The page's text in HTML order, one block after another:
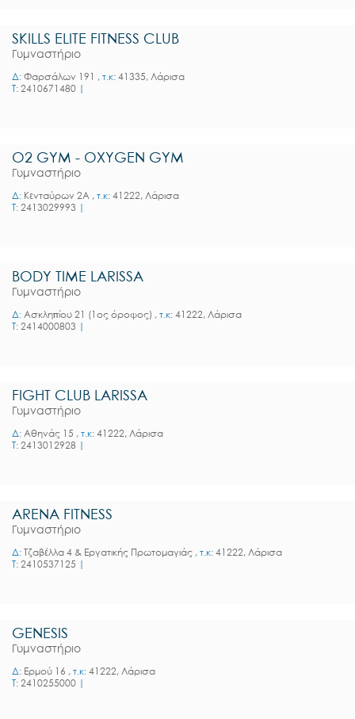
SKILLS ELITE FITNESS CLUB
Γυμναστήριο
Δ: Φαρσάλων 191 , τ.κ: 41335, Λάρισα
T: 2410671480 |
O2 GYM - OXYGEN GYM
Γυμναστήριο
Δ: Κενταύρων 2Α , τ.κ: 41222, Λάρισα
T: 2413029993 |
BODY TIME LARISSA
Γυμναστήριο
Δ: Ασκληπίου 21 (1ος όροφος) , τ.κ: 41222, Λάρισα
T: 2414000803 |
FIGHT CLUB LARISSA
Γυμναστήριο
Δ: Αθηνάς 15 , τ.κ: 41222, Λάρισα
T: 2413012928 |
ARENA FITNESS
Γυμναστήριο
Δ: Τζαβέλλα 4 & Εργατικής Πρωτομαγιάς , τ.κ: 41222, Λάρισα
T: 2410537125 |
GENESIS
Γυμναστήριο
Δ: Ερμού 16 , τ.κ: 41222, Λάρισα
T: 2410255000 |